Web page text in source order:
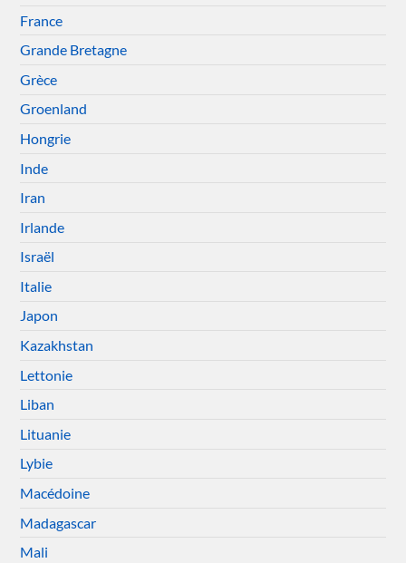
France
Grande Bretagne
Grèce
Groenland
Hongrie
Inde
Iran
Irlande
Israël
Italie
Japon
Kazakhstan
Lettonie
Liban
Lituanie
Lybie
Macédoine
Madagascar
Mali